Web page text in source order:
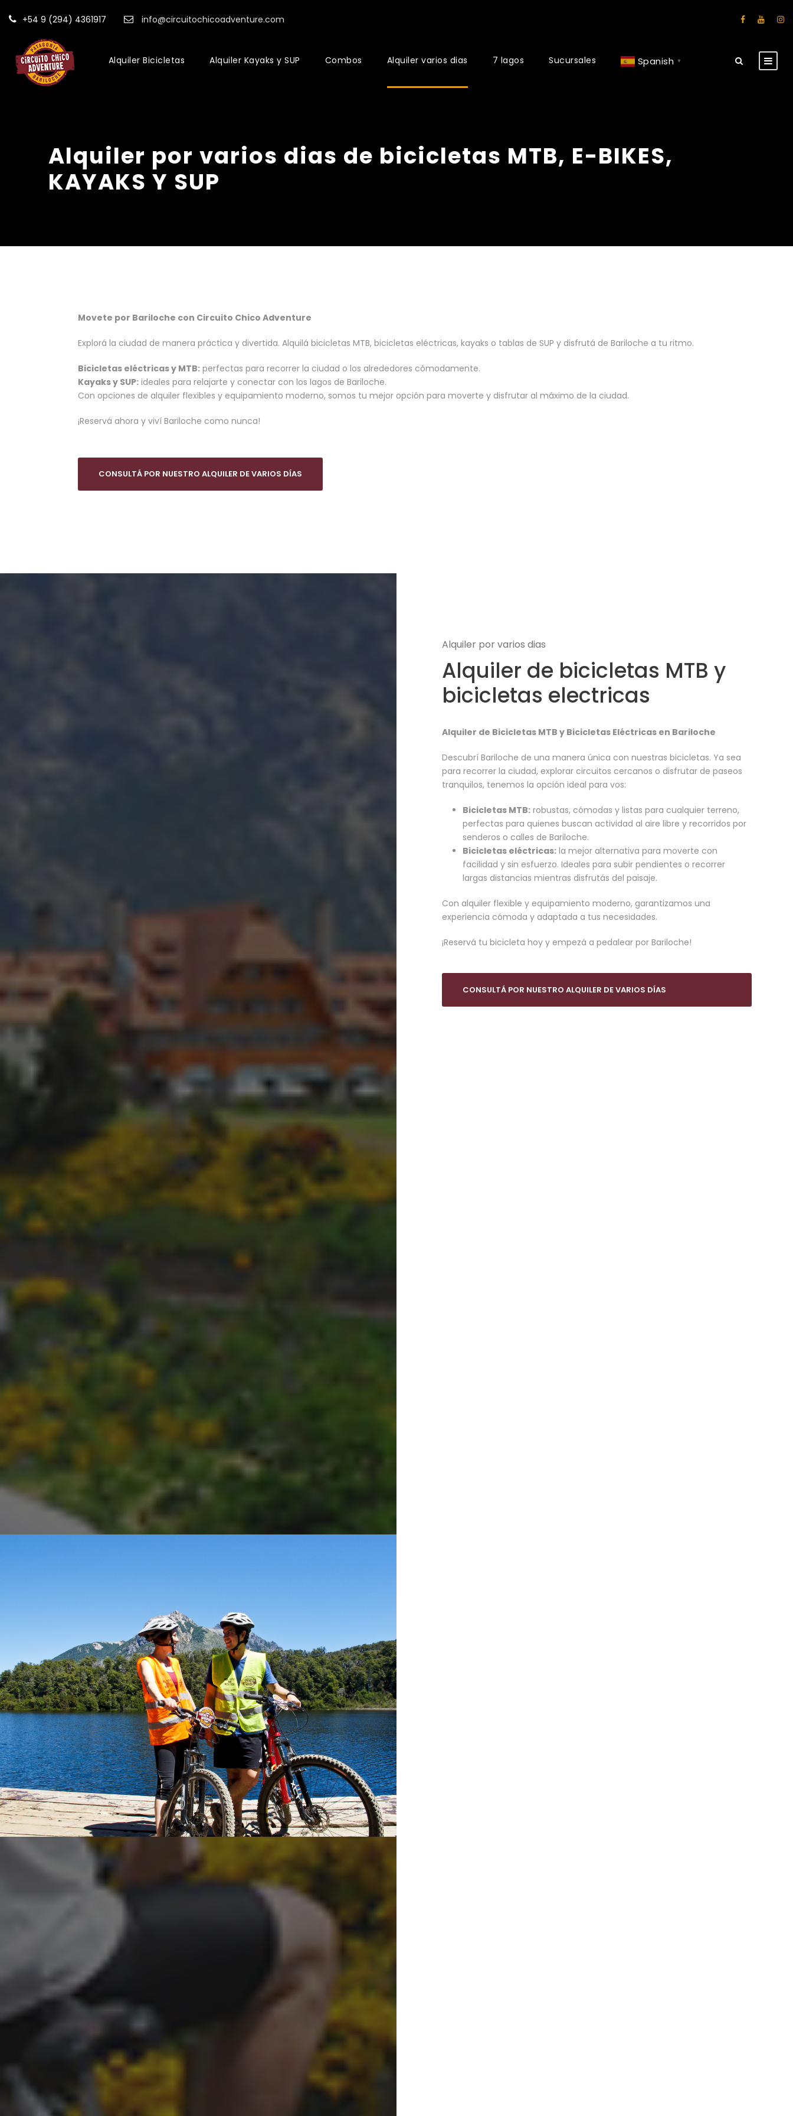
+54 9 (294) 4361917 info@circuitochicoadventure.com
Alquiler Bicicletas Alquiler Kayaks y SUP Combos Alquiler varios dias 7 lagos Sucursales Spanish ▼
Alquiler por varios dias de bicicletas MTB, E-BIKES,
KAYAKS Y SUP
Movete por Bariloche con Circuito Chico Adventure
Explorá la ciudad de manera práctica y divertida. Alquilá bicicletas MTB, bicicletas eléctricas, kayaks o tablas de SUP y disfrutá de Bariloche a tu ritmo.
Bicicletas eléctricas y MTB: perfectas para recorrer la ciudad o los alrededores cómodamente.
Kayaks y SUP: ideales para relajarte y conectar con los lagos de Bariloche.
Con opciones de alquiler flexibles y equipamiento moderno, somos tu mejor opción para moverte y disfrutar al máximo de la ciudad.
¡Reservá ahora y viví Bariloche como nunca!
CONSULTÁ POR NUESTRO ALQUILER DE VARIOS DÍAS
Alquiler por varios dias
Alquiler de bicicletas MTB y
bicicletas electricas
Alquiler de Bicicletas MTB y Bicicletas Eléctricas en Bariloche
Descubrí Bariloche de una manera única con nuestras bicicletas. Ya sea
para recorrer la ciudad, explorar circuitos cercanos o disfrutar de paseos
tranquilos, tenemos la opción ideal para vos:
Bicicletas MTB: robustas, cómodas y listas para cualquier terreno,
perfectas para quienes buscan actividad al aire libre y recorridos por
senderos o calles de Bariloche.
Bicicletas eléctricas: la mejor alternativa para moverte con
facilidad y sin esfuerzo. Ideales para subir pendientes o recorrer
largas distancias mientras disfrutás del paisaje.
Con alquiler flexible y equipamiento moderno, garantizamos una
experiencia cómoda y adaptada a tus necesidades.
¡Reservá tu bicicleta hoy y empezá a pedalear por Bariloche!
CONSULTÁ POR NUESTRO ALQUILER DE VARIOS DÍAS